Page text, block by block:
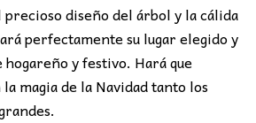
126,00€.
precioso diseño del árbol y la cálida
perfectamente su lugar elegido y
y festivo. Hará que
magia de la Navidad tanto los